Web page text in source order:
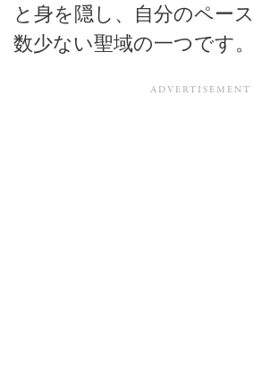
と身を隠し、自分のペー
数少ない聖域の一つです。